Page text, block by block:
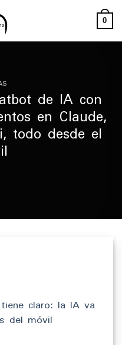
0
de IA con
en Claude,
todo desde el
claro: la IA va
del móvil